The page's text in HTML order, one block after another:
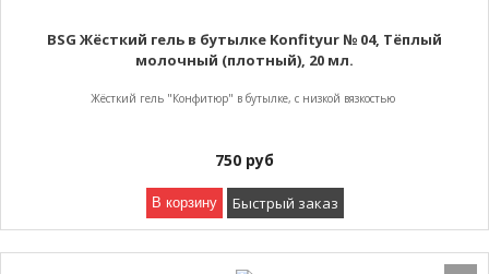
BSG Жёсткий гель в бутылке Konfityur № 04, Тёплый
молочный (плотный), 20 мл.
Жёсткий гель "Конфитюр" в бутылке, с низкой вязкостью
750 руб
В корзину Быстрый заказ